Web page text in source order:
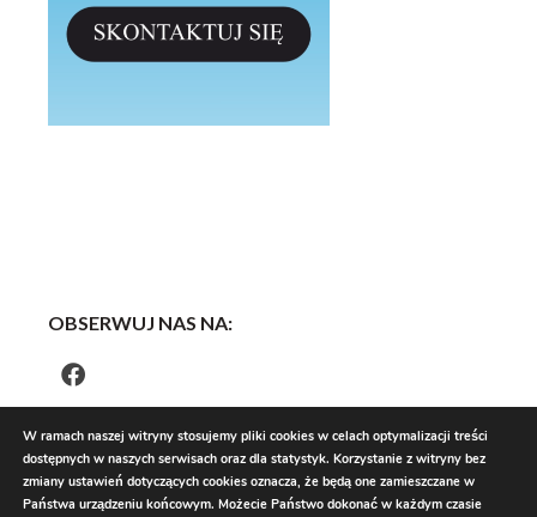
OBSERWUJ NAS NA:
W ramach naszej witryny stosujemy pliki cookies w celach optymalizacji treści
dostępnych w naszych serwisach oraz dla statystyk. Korzystanie z witryny bez
zmiany ustawień dotyczących cookies oznacza, że będą one zamieszczane w
Państwa urządzeniu końcowym. Możecie Państwo dokonać w każdym czasie